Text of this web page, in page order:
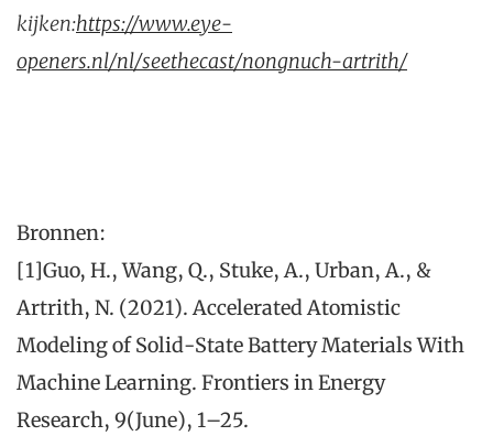
kijken:https://www.eye-
openers.nl/nl/seethecast/nongnuch-artrith/
Bronnen:
[1]Guo, H., Wang, Q., Stuke, A., Urban, A., &
Artrith, N. (2021). Accelerated Atomistic
Modeling of Solid-State Battery Materials With
Machine Learning. Frontiers in Energy
Research, 9(June), 1–25.